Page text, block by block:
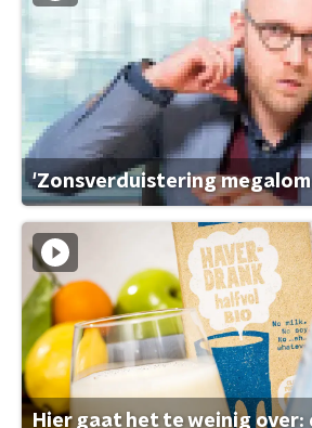
'Zonsverduistering
Hier gaat het te weinig